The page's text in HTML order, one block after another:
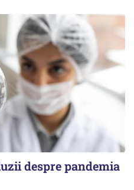
despre pandemia